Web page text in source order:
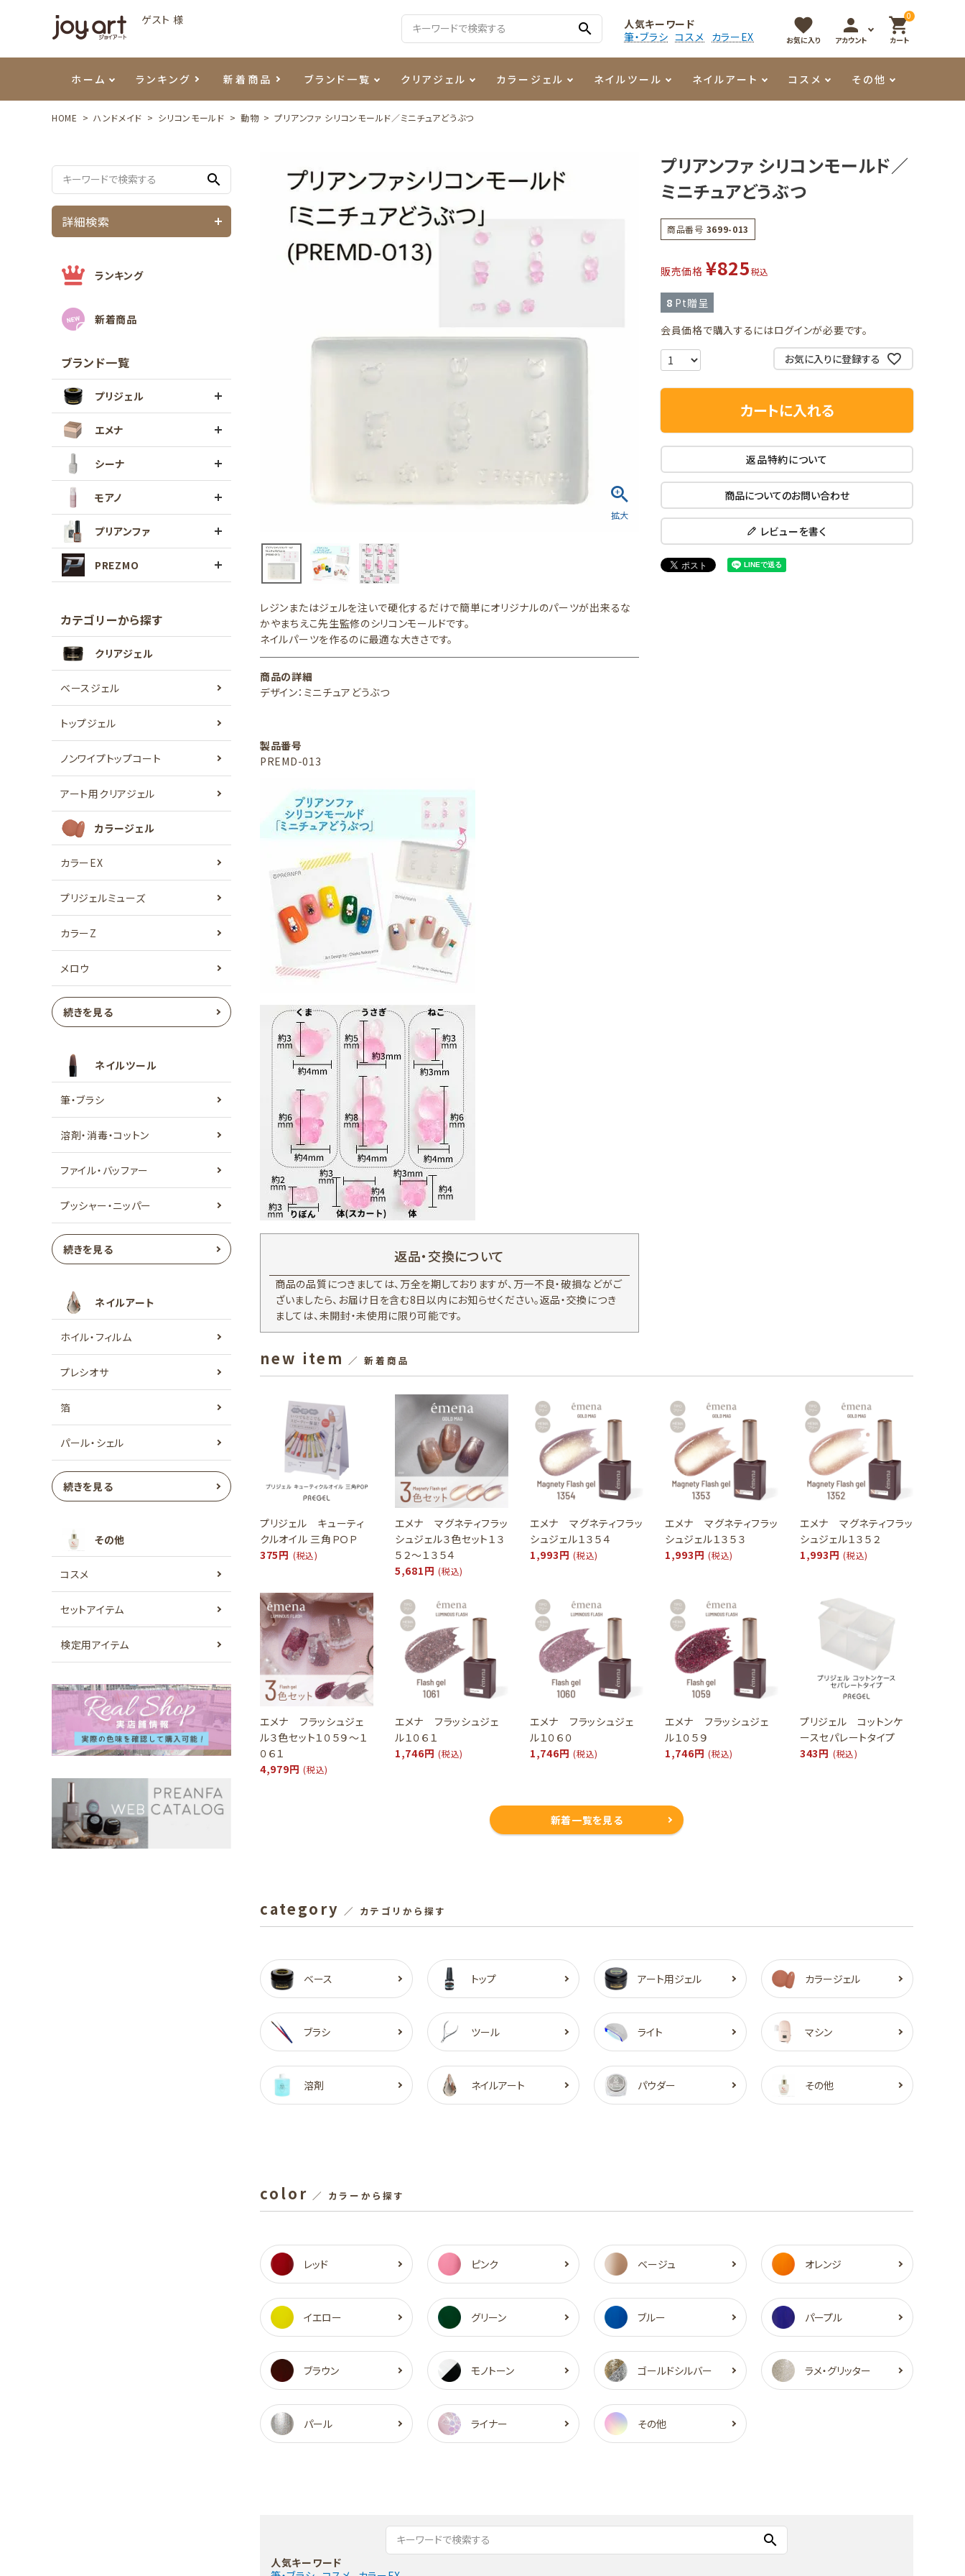
ゲスト 様
search
人気キーワード
筆・ブラシ コスメ カラーEX
favorite
お気に入り
person
アカウント
0
shopping_cart
カート
ホーム ランキング 新着商品 ブランド一覧
モアノ プリアンファ PREZMO
クリアジェル カラージェル
ウェービージェル テラコッタジェル ニュアンスジェル 3Dクレイジェル
マグネティジェル マグネティフラッシュジェル メタリックジェル
フラッシュジェル その他カラージェル
ネイルツール
ネイルケア用品 ピンセット・シザー・スパチュラ チャート・チップ関連 容器・ポーチ
ネイルマシン LEDライト
ネイルアート
メタルパーツ パウダー・フレーク レジン・モールド その他
コスメ その他
HOME ハンドメイド シリコンモールド 動物 プリアンファ シリコンモールド／ミニチュアどうぶつ
search
詳細検索
ランキング
新着商品
ブランド一覧
プリジェル
エメナ
シーナ
モアノ
プリアンファ
PREZMO
カテゴリーから探す
クリアジェル
ベースジェル
トップジェル
ノンワイプトップコート
アート用クリアジェル
カラージェル
カラーEX
プリジェルミューズ
カラーZ
メロウ
続きを見る
ネイルツール
筆・ブラシ
溶剤・消毒・コットン
ファイル・バッファー
プッシャー・ニッパー
続きを見る
ネイルアート
ホイル・フィルム
プレシオサ
箔
パール・シェル
続きを見る
その他
コスメ
セットアイテム
検定用アイテム
レジンまたはジェルを注いで硬化するだけで簡単にオリジナルのパーツが出来るな
かやまちえこ先生監修のシリコンモールドです。
ネイルパーツを作るのに最適な大きさです。
商品の詳細
デザイン：ミニチュアどうぶつ
製品番号
PREMD-013
返品・交換について
商品の品質につきましては、万全を期しておりますが、万一不良・破損などがご
ざいましたら、お届け日を含む8日以内にお知らせください。返品・交換につき
ましては、未開封・未使用に限り可能です。
プリアンファ シリコンモールド／
ミニチュアどうぶつ
商品番号 3699-013
販売価格 ¥825税込
8 Pt贈呈
会員価格で購入するにはログインが必要です。
お気に入りに登録する
カートに入れる
返品特約について
商品についてのお問い合わせ
レビューを書く
new item ／ 新着商品
プリジェル キューティ
クルオイル 三角ＰＯＰ
375円 (税込)
エメナ マグネティフラッ
シュジェル３色セット１３
５２～１３５４
5,681円 (税込)
エメナ マグネティフラッ
シュジェル１３５４
1,993円 (税込)
エメナ マグネティフラッ
シュジェル１３５３
1,993円 (税込)
エメナ マグネティフラッ
シュジェル１３５２
1,993円 (税込)
エメナ フラッシュジェ
ル３色セット１０５９～１
０６１
4,979円 (税込)
エメナ フラッシュジェ
ル１０６１
1,746円 (税込)
エメナ フラッシュジェ
ル１０６０
1,746円 (税込)
エメナ フラッシュジェ
ル１０５９
1,746円 (税込)
プリジェル コットンケ
ースセパレートタイプ
343円 (税込)
新着一覧を見る
category ／ カテゴリから探す
ベース トップ アート用ジェル カラージェル
ブラシ ツール ライト マシン
溶剤 ネイルアート パウダー その他
color ／ カラーから探す
レッド ピンク ベージュ オレンジ
イエロー グリーン ブルー パープル
ブラウン モノトーン ゴールドシルバー ラメ・グリッター
パール ライナー その他
search
人気キーワード